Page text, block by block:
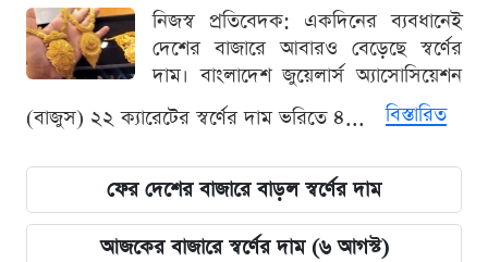
নিজস্ব প্রতিবেদক: একদিনের ব্যবধানেই
দেশের বাজারে আবারও বেড়েছে স্বর্ণের
দাম। বাংলাদেশ জুয়েলার্স অ্যাসোসিয়েশন
(বাজুস) ২২ ক্যারেটের স্বর্ণের দাম ভরিতে ৪...
বিস্তারিত
ফের দেশের বাজারে বাড়ল স্বর্ণের দাম
আজকের বাজারে স্বর্ণের দাম (৬ আগস্ট)